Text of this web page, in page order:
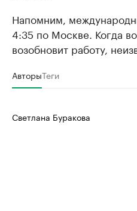
Напомним,
4:35 по Москве. Когда
возобновит работу,
АвторыТеги
Светлана Буракова